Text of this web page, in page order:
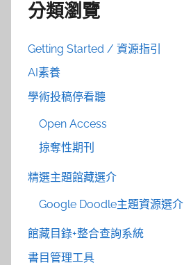
分類瀏覽
Getting Started / 資源指引
AI素養
學術投稿停看聽
Open Access
掠奪性期刊
精選主題館藏選介
Google Doodle主題資源選介
館藏目錄+整合查詢系統
書目管理工具